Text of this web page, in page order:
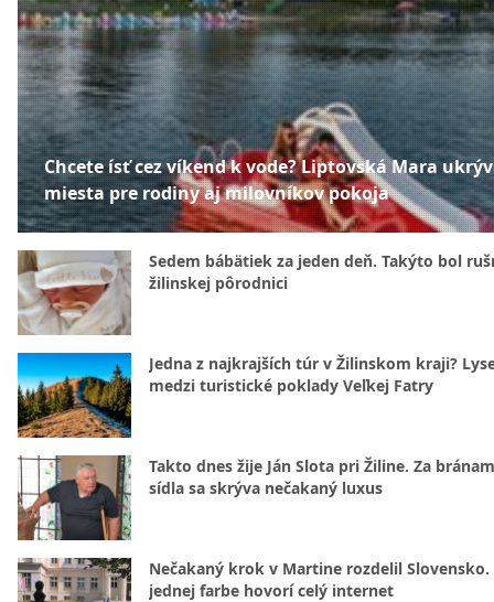
Chcete ísť cez víkend k vode? Liptovská Mara
miesta pre rodiny aj milovníkov pokoja
Sedem bábätiek za jeden deň. Takýto bol
žilinskej pôrodnici
Jedna z najkrajších túr v Žilinskom kraji?
medzi turistické poklady Veľkej Fatry
Takto dnes žije Ján Slota pri Žiline. Za
sídla sa skrýva nečakaný luxus
Nečakaný krok v Martine rozdelil Slovensko.
jednej farbe hovorí celý internet